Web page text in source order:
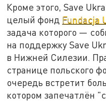
Кроме этого, Save
целый фонд Fundacja
задача которого —
на поддержку Save
в Нижней Силезии.
странице польского
очередь встретит
котором запечатлён